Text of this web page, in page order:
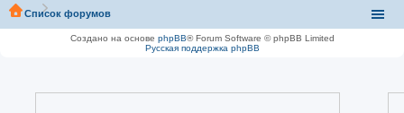
Список форумов
Создано на основе phpBB® Forum Software © phpBB Limited
Русская поддержка phpBB